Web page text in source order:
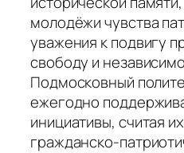
молодёжи чувства
уважения к подвигу
свободу и
Подмосковный
ежегодно
инициативы, считая
гражданско-